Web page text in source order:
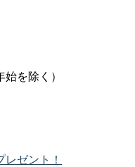
を除く）
ゼント！